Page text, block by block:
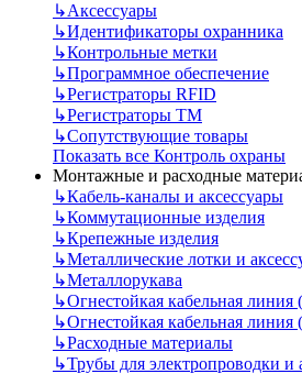
↳Аксессуары
↳Идентификаторы охранника
↳Контрольные метки
↳Программное обеспечение
↳Регистраторы RFID
↳Регистраторы ТМ
↳Сопутствующие товары
Показать все Контроль охраны
Монтажные и расходные
↳Кабель-каналы и аксессуары
↳Коммутационные изделия
↳Крепежные изделия
↳Металлические лотки и
↳Металлорукава
↳Огнестойкая кабельная
↳Огнестойкая кабельная
↳Расходные материалы
↳Трубы для электропроводки и